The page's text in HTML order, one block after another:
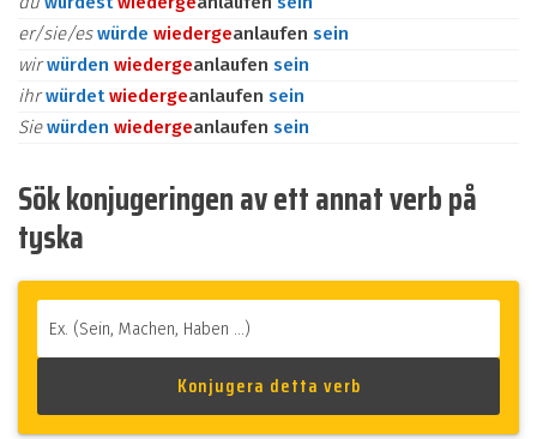
er/sie/eswürde wiedergeanlaufen sein
wirwürden wiedergeanlaufen sein
ihrwürdetwiedergeanlaufen sein
Siewürden wiedergeanlaufen sein
Sök konjugeringen av ett annat verb på
tyska